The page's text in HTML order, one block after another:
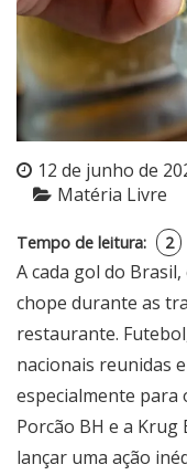
12 de junho de
Matéria Livre
Tempo de leitura: 2
A cada gol do
chope durante as
restaurante.
nacionais reunidas
especialmente para
Porcão BH e a
lançar uma ação